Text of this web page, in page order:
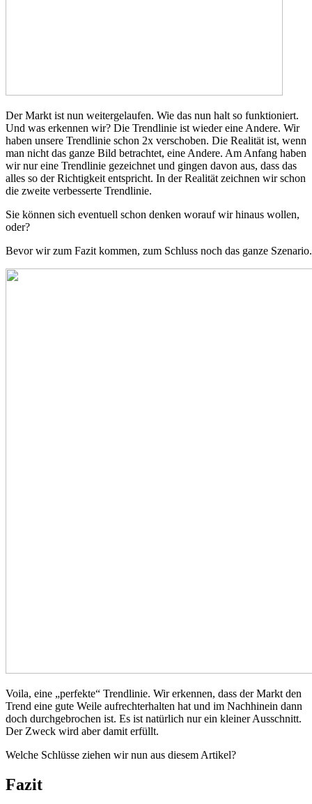
Der Markt ist nun weitergelaufen. Wie das nun halt so funktioniert.
Und was erkennen wir? Die Trendlinie ist wieder eine Andere. Wir
haben unsere Trendlinie schon 2x verschoben. Die Realität ist, wenn
man nicht das ganze Bild betrachtet, eine Andere. Am Anfang haben
wir nur eine Trendlinie gezeichnet und gingen davon aus, dass das
alles so der Richtigkeit entspricht. In der Realität zeichnen wir schon
die zweite verbesserte Trendlinie.
Sie können sich eventuell schon denken worauf wir hinaus wollen,
oder?
Bevor wir zum Fazit kommen, zum Schluss noch das ganze Szenario.
Voila, eine „perfekte“ Trendlinie. Wir erkennen, dass der Markt den
Trend eine gute Weile aufrechterhalten hat und im Nachhinein dann
doch durchgebrochen ist. Es ist natürlich nur ein kleiner Ausschnitt.
Der Zweck wird aber damit erfüllt.
Welche Schlüsse ziehen wir nun aus diesem Artikel?
Fazit